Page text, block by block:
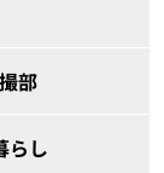
部
らし